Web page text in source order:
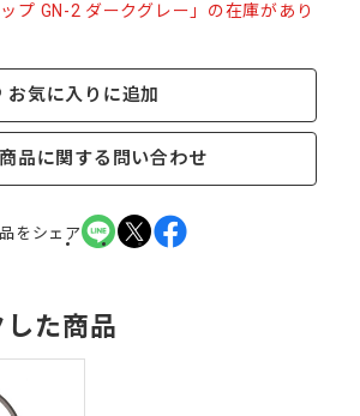
ップ GN-2 ダークグレー」の在庫があり
お気に入りに追加
品に関する問い合わせ
をシェア
た商品